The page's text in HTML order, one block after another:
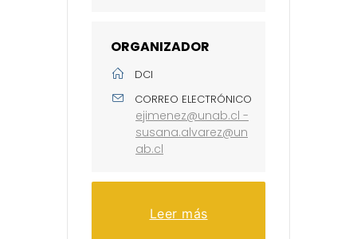
ORGANIZADOR
DCI
CORREO ELECTRÓNICO
ejimenez@unab.cl -
susana.alvarez@un
ab.cl
Leer más